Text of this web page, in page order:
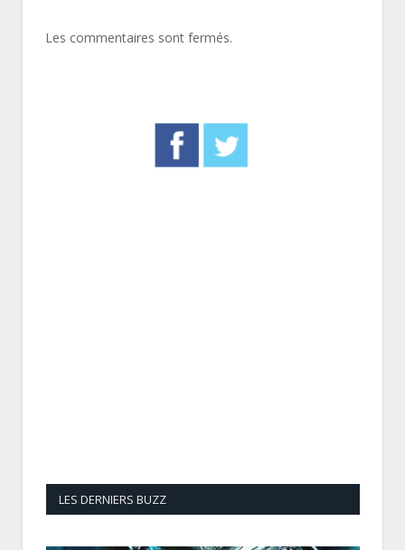
Les commentaires sont fermés.
LES DERNIERS BUZZ